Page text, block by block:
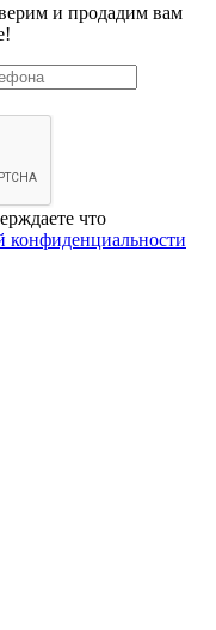
и продадим вам
что
конфиденциальности